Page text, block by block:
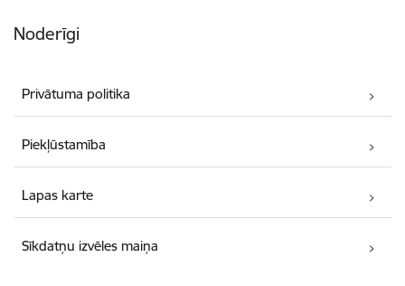
Noderīgi
Privātuma politika
Piekļūstamība
Lapas karte
Sīkdatņu izvēles maiņa